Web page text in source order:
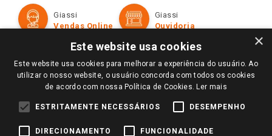
Televendas
Perguntas frequentes
Trabalhe Conosco
Identidade Visual
Formas de Pagamento
Políticas de entrega
Trocas e Devoluções
Giassi
Vendas Online
Giassi
Ouvidoria
Redes Sociais
×
Este website usa cookies
Este website usa cookies para melhorar a experiência do usuário. Ao
utilizar o nosso website, o usuário concorda com todos os cookies
de acordo com nossa Política de Cookies. Ler mais
ESTRITAMENTE NECESSÁRIOS DESEMPENHO
DIRECIONAMENTO FUNCIONALIDADE